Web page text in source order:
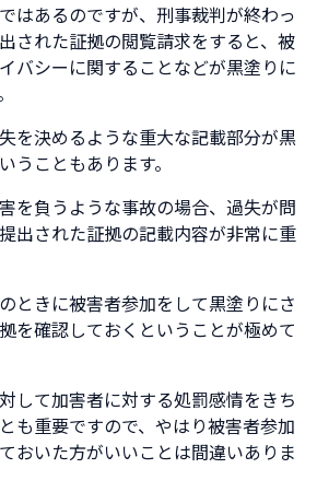
はあるのですが、刑事裁判が終わっ
された証拠の閲覧請求をすると、被
バシーに関することなどが黒塗りに
を決めるような重大な記載部分が黒
うこともあります。
を負うような事故の場合、過失が問
出された証拠の記載内容が非常に重
ときに被害者参加をして黒塗りにさ
を確認しておくということが極めて
して加害者に対する処罰感情をきち
も重要ですので、やはり被害者参加
おいた方がいいことは間違いありま